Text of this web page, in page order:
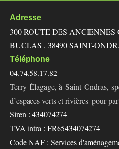
Adresse
300 ROUTE DES
BUCLAS , 38490 SAINT-
Téléphone
04.74.58.17.82
Terry Élagage, à Saint Ondras,
d’espaces verts et rivières, pour
Siren : 434074274
TVA intra : FR65434074274
Code NAF : Services